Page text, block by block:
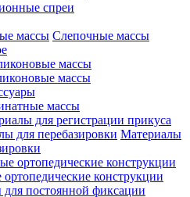
спреи
Слепочные массы
массы
массы
массы
для регистрации прикуса
Материалы
конструкции